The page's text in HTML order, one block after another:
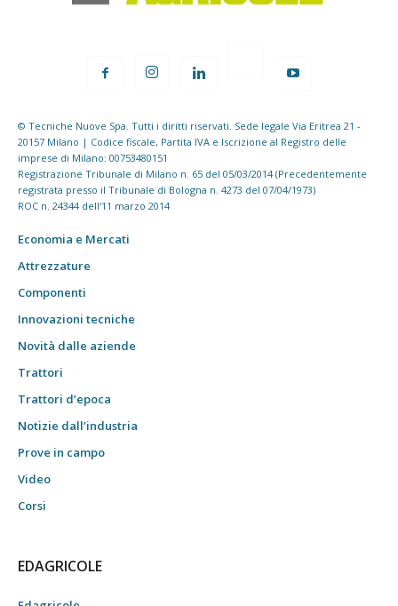
© Tecniche Nuove Spa. Tutti i diritti riservati. Sede legale Via Eritrea 21 -
20157 Milano | Codice fiscale, Partita IVA e Iscrizione al Registro delle
imprese di Milano: 00753480151
Registrazione Tribunale di Milano n. 65 del 05/03/2014 (Precedentemente
registrata presso il Tribunale di Bologna n. 4273 del 07/04/1973)
ROC n. 24344 dell'11 marzo 2014
Economia e Mercati
Attrezzature
Componenti
Innovazioni tecniche
Novità dalle aziende
Trattori
Trattori d’epoca
Notizie dall’industria
Prove in campo
Video
Corsi
EDAGRICOLE